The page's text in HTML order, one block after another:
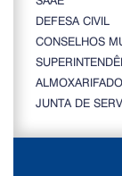
DEFESA CIVIL
CONSELHOS
JUNTA DE